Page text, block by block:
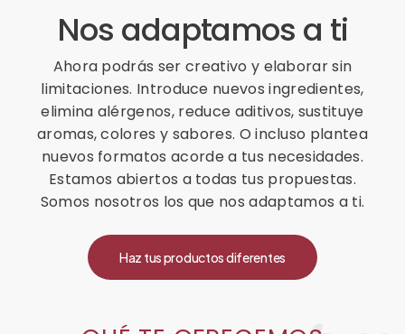
Nos adaptamos a ti
Ahora podrás ser creativo y elaborar sin
limitaciones. Introduce nuevos ingredientes,
elimina alérgenos, reduce aditivos, sustituye
aromas, colores y sabores. O incluso plantea
nuevos formatos acorde a tus necesidades.
Estamos abiertos a todas tus propuestas.
Somos nosotros los que nos adaptamos a ti.
Haz tus productos diferentes